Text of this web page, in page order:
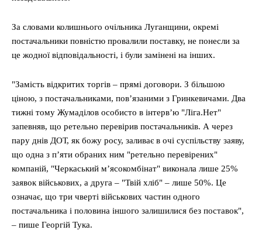
За словами колишнього очільника Луганщини, окремі
постачальники повністю провалили поставку, не понесли за
це жодної відповідальності, і були замінені на інших.
"Замість відкритих торгів – прямі договори. З більшою
ціною, з постачальниками, пов’язаними з Гринкевичами. Два
тижні тому Жумаділов особисто в інтерв’ю "Ліга.Нет"
запевняв, що ретельно перевірив постачальників. А через
пару днів ДОТ, як божу росу, заливає в очі суспільству заяву,
що одна з п’яти обраних ним "ретельно перевірених"
компаній, "Черкаський м’ясокомбінат" виконала лише 25%
заявок військових, а друга – "Твій хліб" – лише 50%. Це
означає, що три чверті військових частин одного
постачальника і половина іншого залишилися без поставок",
– пише Георгій Тука.